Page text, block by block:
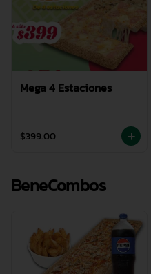
Mega 4 Estaciones
$399.00
BeneCombos